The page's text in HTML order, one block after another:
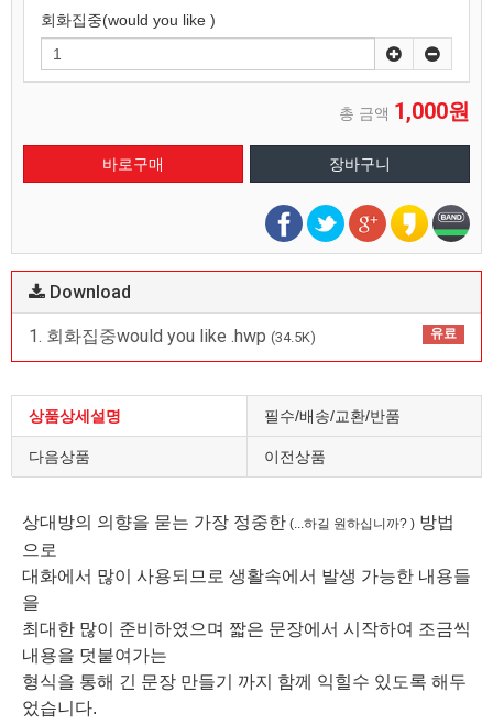
회화집중(would you like )
총 금액 1,000원
Download
1. 회화집중would you like .hwp (34.5K) 유료
상품상세설명 필수/배송/교환/반품
다음상품 이전상품
상대방의 의향을 묻는 가장 정중한 (...하길 원하십니까? ) 방법
으로
대화에서 많이 사용되므로 생활속에서 발생 가능한 내용들
을
최대한 많이 준비하였으며 짧은 문장에서 시작하여 조금씩
내용을 덧붙여가는
형식을 통해 긴 문장 만들기 까지 함께 익힐수 있도록 해두
었습니다.